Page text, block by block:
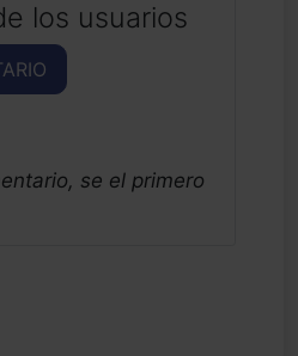
los usuarios
se el primero